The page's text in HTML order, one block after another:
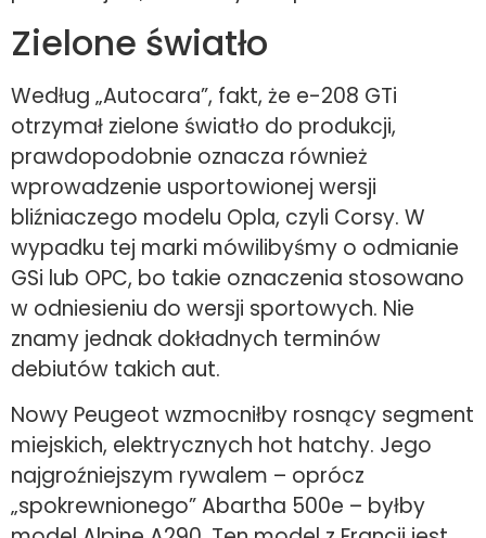
Zielone światło
Według „Autocara”, fakt, że e-208 GTi
otrzymał zielone światło do produkcji,
prawdopodobnie oznacza również
wprowadzenie usportowionej wersji
bliźniaczego modelu Opla, czyli Corsy. W
wypadku tej marki mówilibyśmy o odmianie
GSi lub OPC, bo takie oznaczenia stosowano
w odniesieniu do wersji sportowych. Nie
znamy jednak dokładnych terminów
debiutów takich aut.
Nowy Peugeot wzmocniłby rosnący segment
miejskich, elektrycznych hot hatchy. Jego
najgroźniejszym rywalem – oprócz
„spokrewnionego” Abartha 500e – byłby